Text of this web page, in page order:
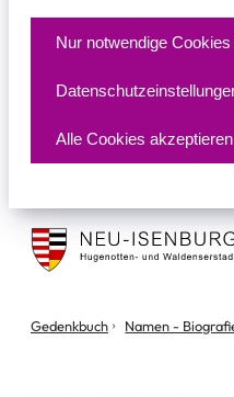
Nur notwendige Cookies
Alle Cookies akzeptieren
Stadt
Neu
Isenburg
SieGedenkbuch Namen -